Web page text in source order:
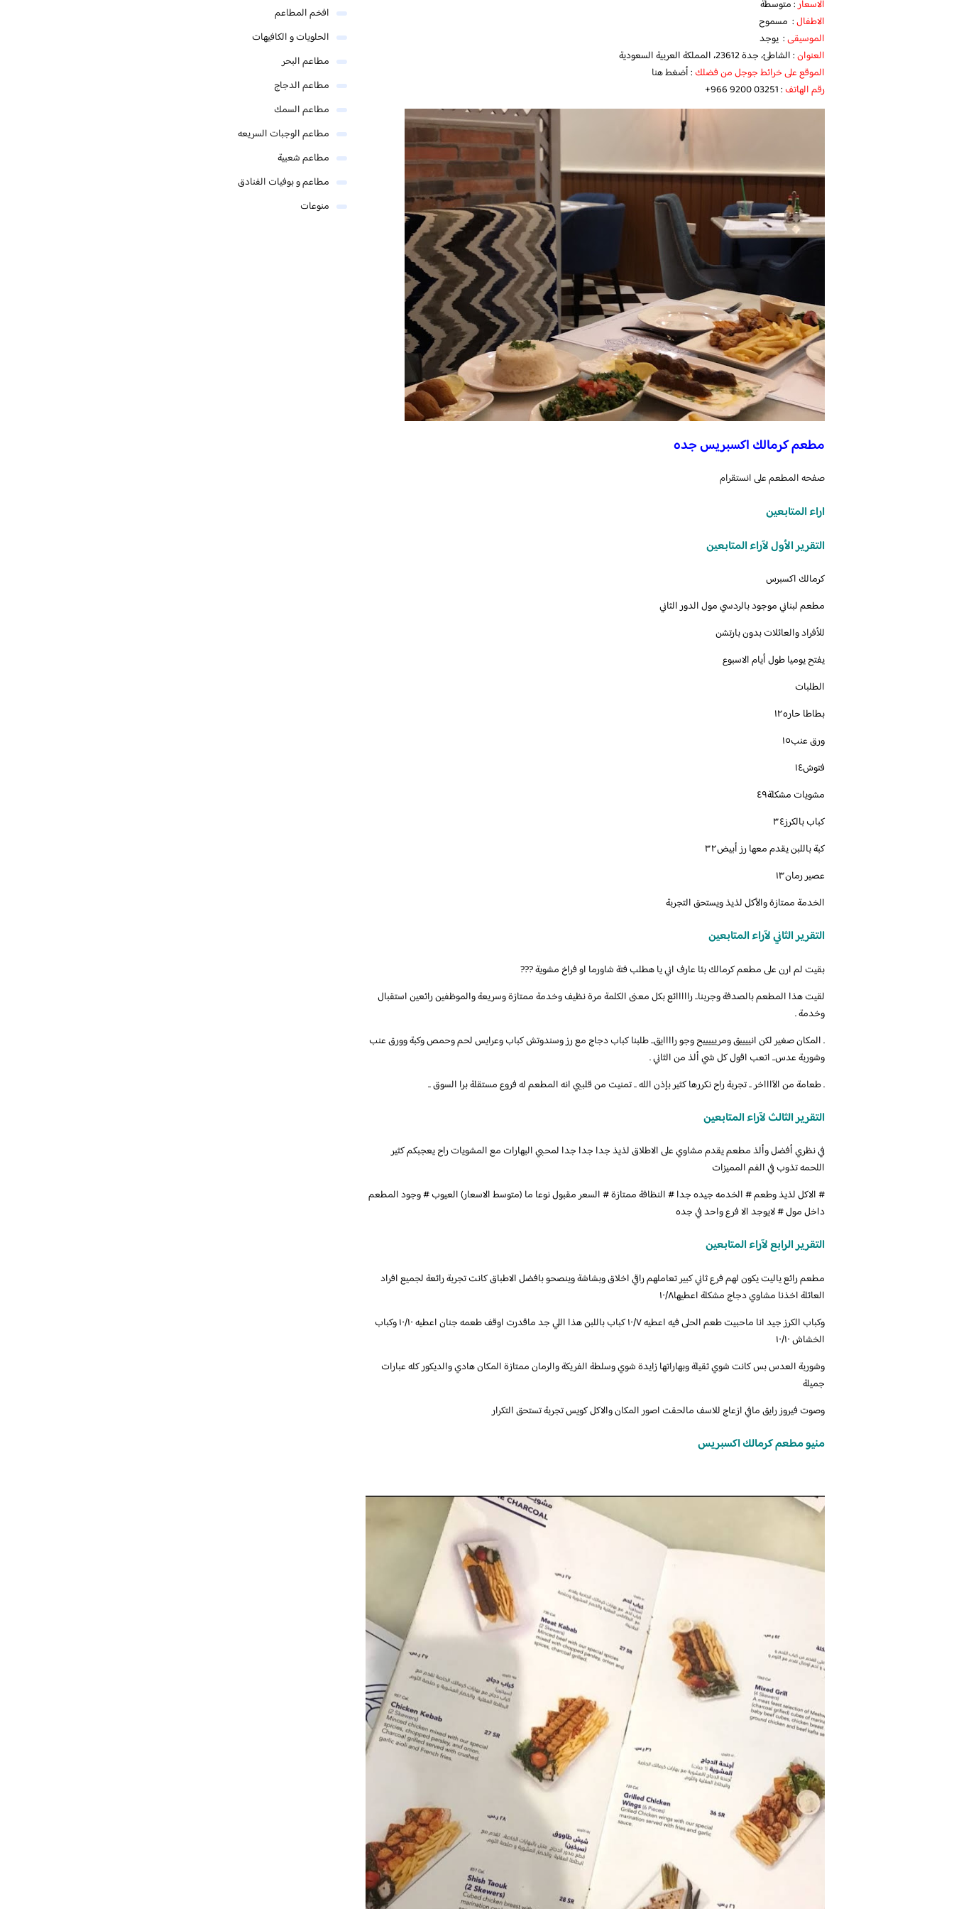
الاسعار: متوسطة
الاطفال: مسموح
الموسيقى: يوجد
العنوان: الشاطئ، جدة 23612، المملكة العربية السعودية
الموقع على خرائط جوجل من فضلك :أضغط هنا
رقم الهاتف:‏ ‪‏‪+966 9200 03251‬‏
مطعم كرمالك اكسبريس جده
صفحه المطعم على انستقرام
اراء المتابعين
التقرير الأول لآراء المتابعين
‏كرمالك اكسبرس
مطعم لبناني موجود بالردسي مول الدور الثاني
للأفراد والعائلات بدون بارتشن
يفتح يوميا طول أيام الاسبوع
الطلبات
بطاطا حاره١٢
ورق عنب١٥
فتوش١٤
مشويات مشكلة٤٩
كباب بالكرز٣٤
كبة باللبن يقدم معها رز أبيض٣٢
عصير رمان١٣
الخدمة ممتازة والأكل لذيذ ويستحق التجربة
التقرير الثاني لآراء المتابعين
‏بقيت لم ارن على مطعم كرمالك بئا عارف اني يا هطلب فتة شاورما او فراخ مشوية ???
لقيت هذا المطعم بالصدفة وجربنا.. رااااائع بكل معنى الكلمة مرة نظيف وخدمة ممتازة وسريعة والموظفين رائعين استقبال
وخدمة .
. المكان صغير لكن انييييق ومريييييح وجو راااايق.. طلبنا كباب دجاج مع رز وسندوتش كباب وعرايس لحم وحمص وكبة وورق عنب
وشوربة عدس.. اتعب اقول كل شي ألذ من الثاني .
. طعامة من الآاااخر .. تجربة راح نكررها كثير بإذن الله .. تمنيت من قلبيي انه المطعم له فروع مستقلة برا السوق ..
التقرير الثالث لآراء المتابعين
في نظري أفضل وألذ مطعم يقدم مشاوي على الاطلاق لذيذ جدا جدا جدا لمحبي البهارات مع المشويات راح يعجبكم كثير
اللحمه تذوب في الفم المميزات
# الاكل لذيذ وطعم # الخدمه جيده جدا # النظافة ممتازة # السعر مقبول نوعا ما (متوسط الاسعار) العيوب # وجود المطعم
داخل مول # لايوجد الا فرع واحد في جده
التقرير الرابع لآراء المتابعين
مطعم رائع ياليت يكون لهم فرع ثاني كبير تعاملهم راقي اخلاق وبشاشة وينصحو بافضل الاطباق كانت تجربة رائعة لجميع افراد
العائلة اخذنا مشاوي دجاج مشكلة اعطيها١٠/٨
وكباب الكرز جيد انا ماحبيت طعم الحلى فيه اعطيه ١٠/٧ كباب باللبن هذا اللي جد ماقدرت اوقف طعمه جنان اعطيه ١٠/١٠ وكباب
الخشاش ١٠/١٠
وشوربة العدس بس كانت شوي ثقيلة وبهاراتها زايدة شوي وسلطة الفريكة والرمان ممتازة المكان هادي والديكور كله عبارات
جميلة
وصوت فيروز رايق مافي ازعاج للاسف مالحقت اصور المكان والاكل كويس تجربة تستحق التكرار
منيو مطعم كرمالك اكسبريس
افخم المطاعم
الحلويات و الكافيهات ‎
مطاعم البحر
مطاعم الدجاج
مطاعم السمك
مطاعم الوجبات السريعه
مطاعم شعبية
مطاعم و بوفيات الفنادق
منوعات